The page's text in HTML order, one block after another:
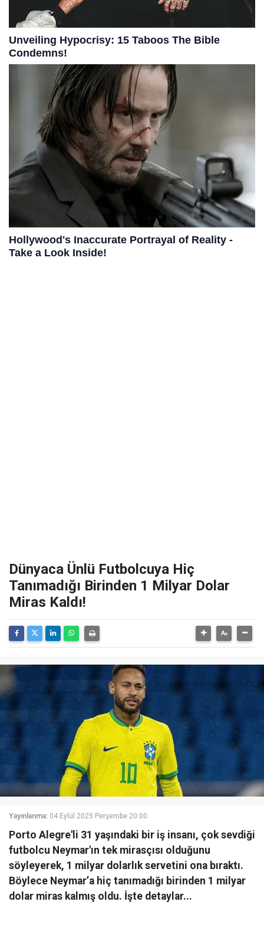
Dünyaca Ünlü Futbolcuya Hiç
Tanımadığı Birinden 1 Milyar Dolar
Miras Kaldı!
Yayınlanma: 04 Eylül 2025 Perşembe 20:00
Porto Alegre'li 31 yaşındaki bir iş insanı, çok sevdiği
futbolcu Neymar'ın tek mirasçısı olduğunu
söyleyerek, 1 milyar dolarlık servetini ona bıraktı.
Böylece Neymar’a hiç tanımadığı birinden 1 milyar
dolar miras kalmış oldu. İşte detaylar...